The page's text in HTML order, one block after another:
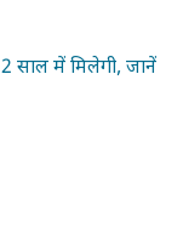
साल में मिलेगी, जानें